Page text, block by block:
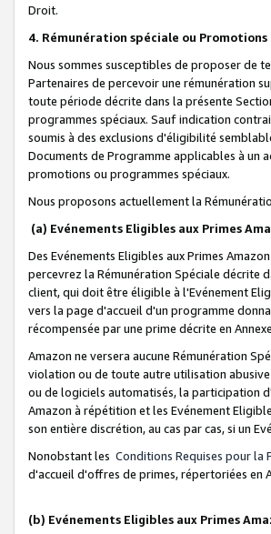
Droit.
4. Rémunération spéciale ou Promotions
Nous sommes susceptibles de proposer de
Partenaires de percevoir une rémunération
toute période décrite dans la présente
programmes spéciaux. Sauf indication
soumis à des exclusions d'éligibilité
Documents de Programme applicables à un
promotions ou programmes spéciaux.
Nous proposons actuellement la
(a) Evénements Eligibles aux Primes
Des Evénements Eligibles aux Primes
percevrez la Rémunération Spéciale décrite
client, qui doit être éligible à l'Evénement
vers la page d'accueil d'un programme
récompensée par une prime décrite en
Amazon ne versera aucune Rémunération
violation ou de toute autre utilisation
ou de logiciels automatisés, la participation
Amazon à répétition et les Evénement
son entière discrétion, au cas par cas, si un
Nonobstant les Conditions Requises pour la
d'accueil d'offres de primes, répertoriées en
(b) Evénements Eligibles aux Primes